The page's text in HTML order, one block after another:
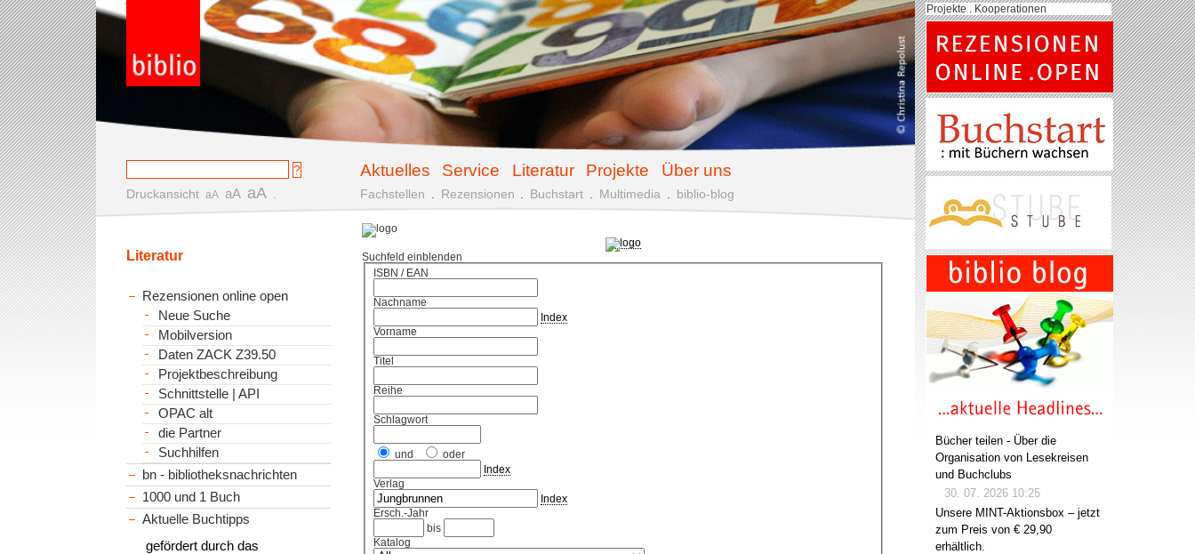
Aktuelles Service Literatur Projekte Über uns
Druckansicht aA aA aA Fachstellen Rezensionen Buchstart Multimedia biblio-blog
Suchfeld einblenden
ISBN / EAN
Nachname
Index
Vorname
Titel
Reihe
Schlagwort
und
oder
Index
Verlag
Index
Ersch.-Jahr
bis
Katalog
Literatur
Rezensionen online open
Neue Suche
Mobilversion
Daten ZACK Z39.50
Projektbeschreibung
Schnittstelle | API
OPAC alt
die Partner
Suchhilfen
bn - bibliotheksnachrichten
1000 und 1 Buch
Aktuelle Buchtipps
gefördert durch das
Projekte . Kooperationen
Bücher teilen - Über die
Organisation von Lesekreisen
und Buchclubs
30. 07. 2026 10:25
Unsere MINT-Aktionsbox – jetzt
zum Preis von € 29,90
erhältlich.